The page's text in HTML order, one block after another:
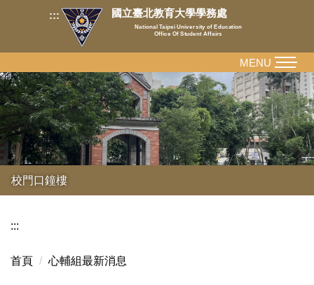
內
容
區
::: 國立臺北教育大學學務處
National Taipei University of Education
Office Of Student Affairs
校門口鐘樓
MENU
:::
首頁 心輔組最新消息